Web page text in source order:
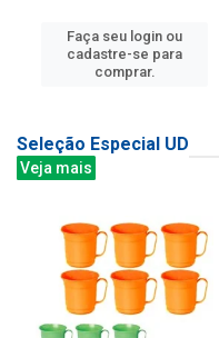
Faça seu login ou
cadastre-se para
comprar.
Seleção Especial UD
Veja mais